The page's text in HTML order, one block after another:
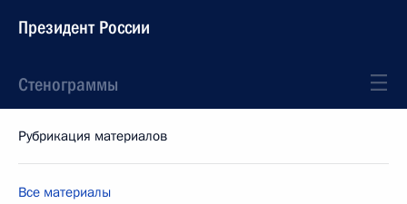
Президент России
Стенограммы
Рубрикация материалов
Все материалы